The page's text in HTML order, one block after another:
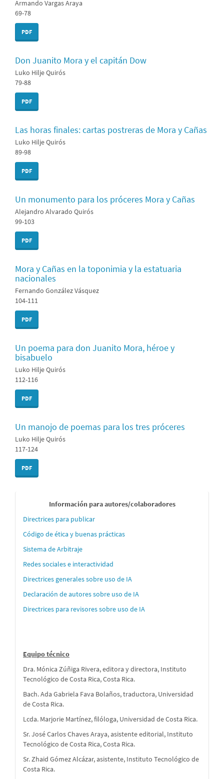
Armando Vargas Araya
69-78
PDF
Don Juanito Mora y el capitán Dow
Luko Hilje Quirós
79-88
PDF
Las horas finales: cartas postreras de Mora y Cañas
Luko Hilje Quirós
89-98
PDF
Un monumento para los próceres Mora y Cañas
Alejandro Alvarado Quirós
99-103
PDF
Mora y Cañas en la toponimia y la estatuaria
nacionales
Fernando González Vásquez
104-111
PDF
Un poema para don Juanito Mora, héroe y
bisabuelo
Luko Hilje Quirós
112-116
PDF
Un manojo de poemas para los tres próceres
Luko Hilje Quirós
117-124
PDF
Informaci
´´on
para
autores
Información para autores/colaboradores
Directrices para publicar
Código de ética y buenas prácticas
Sistema de Arbitraje
Redes sociales e interactividad
Directrices generales sobre uso de IA
Declaración de autores sobre uso de IA
Directrices para revisores sobre uso de IA
Equipo técnico
Dra. Mónica Zúñiga Rivera, editora y directora, Instituto
Tecnológico de Costa Rica, Costa Rica.
Bach. Ada Gabriela Fava Bolaños, traductora, Universidad
de Costa Rica.
Lcda. Marjorie Martínez, filóloga, Universidad de Costa Rica.
Sr. José Carlos Chaves Araya, asistente editorial, Instituto
Tecnológico de Costa Rica, Costa Rica.
Sr. Zhaid Gómez Alcázar, asistente, Instituto Tecnológico de
Costa Rica.